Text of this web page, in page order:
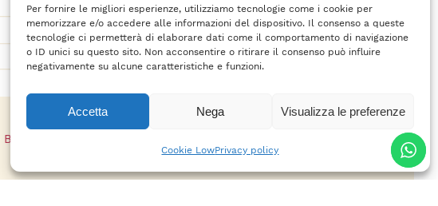
Per fornire le migliori esperienze, utilizziamo tecnologie come i cookie per
memorizzare e/o accedere alle informazioni del dispositivo. Il consenso a queste
tecnologie ci permetterà di elaborare dati come il comportamento di navigazione
o ID unici su questo sito. Non acconsentire o ritirare il consenso può influire
negativamente su alcune caratteristiche e funzioni.
Accetta Nega Visualizza le preferenze
Cookie LowPrivacy policy
BelliFreschi